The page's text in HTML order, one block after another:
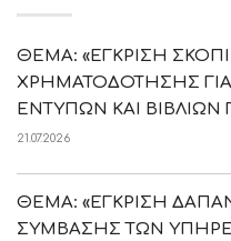
ΘΕΜΑ: «ΕΓΚΡΙΣΗ
ΧΡΗΜΑΤΟΔΟΤΗΣΗΣ
ΕΝΤΥΠΩΝ ΚΑΙ ΒΙΒΛΙΩΝ
21.07.2026
ΘΕΜΑ: «ΕΓΚΡΙΣΗ
ΣΥΜΒΑΣΗΣ ΤΩΝ